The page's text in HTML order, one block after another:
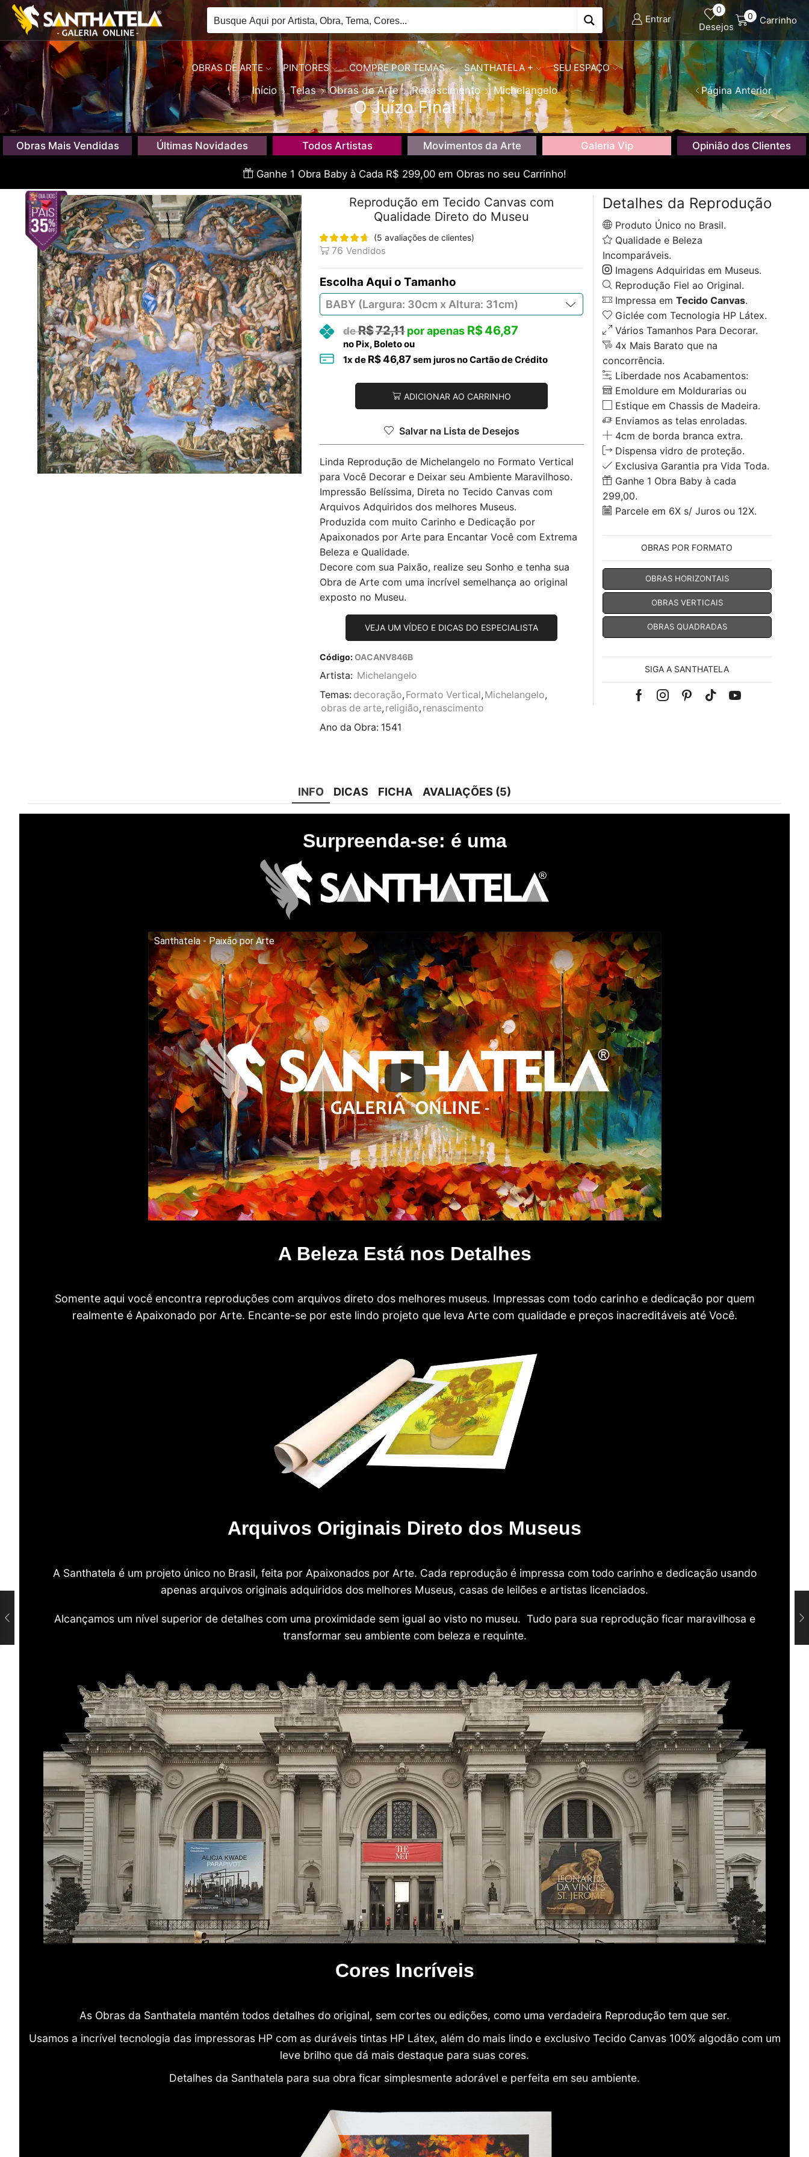
Entrar
0
Desejos
0 Carrinho
OBRAS DE ARTE PINTORES COMPRE POR TEMAS SANTHATELA + SEU ESPAÇO
Início Telas Obras de Arte Renascimento Michelangelo
O Juízo Final
Página Anterior
Obras Mais Vendidas Últimas Novidades Todos Artistas Movimentos da Arte Galeria Vip Opinião dos Clientes
Ganhe 1 Obra Baby à Cada R$ 299,00 em Obras no seu Carrinho!
Reprodução em Tecido Canvas com
Qualidade Direto do Museu
(5 avaliações de clientes)
76 Vendidos
Tamanho
R$72,11 R$46,87
no Pix, Boleto ou
1x de R$46,87sem juros no Cartão de Crédito
ADICIONAR AO CARRINHO
Salvar na Lista de Desejos
Linda Reprodução de Michelangelo no Formato Vertical
para Você Decorar e Deixar seu Ambiente Maravilhoso.
Impressão Belíssima, Direta no Tecido Canvas com
Arquivos Adquiridos dos melhores Museus.
Produzida com muito Carinho e Dedicação por
Apaixonados por Arte para Encantar Você com Extrema
Beleza e Qualidade.
Decore com sua Paixão, realize seu Sonho e tenha sua
Obra de Arte com uma incrível semelhança ao original
exposto no Museu.
VEJA UM VÍDEO E DICAS DO ESPECIALISTA
Código:OACANV846B
Artista: Michelangelo
Temas: decoração, Formato Vertical, Michelangelo,
obras de arte, religião, renascimento
Ano da Obra: 1541
Detalhes da Reprodução
Produto Único no Brasil.
Qualidade e Beleza
Incomparáveis.
Imagens Adquiridas em Museus.
Reprodução Fiel ao Original.
Impressa em Tecido Canvas.
Giclée com Tecnologia HP Látex.
Vários Tamanhos Para Decorar.
4x Mais Barato que na
concorrência.
Liberdade nos Acabamentos:
Emoldure em Moldurarias ou
Estique em Chassis de Madeira.
Enviamos as telas enroladas.
4cm de borda branca extra.
Dispensa vidro de proteção.
Exclusiva Garantia pra Vida Toda.
Ganhe 1 Obra Baby à cada
299,00.
Parcele em 6X s/ Juros ou 12X.
OBRAS POR FORMATO
OBRAS HORIZONTAIS
OBRAS VERTICAIS
OBRAS QUADRADAS
SIGA A SANTHATELA
FacebookInstagramPinterest
Tik-Youtube
INFO DICAS FICHA AVALIAÇÕES (5)
Surpreenda-se: é uma
Santhatela - Paixão por Arte
A Beleza Está nos Detalhes
Somente aqui você encontra reproduções com arquivos direto dos melhores museus. Impressas com todo carinho e dedicação por quem
realmente é Apaixonado por Arte. Encante-se por este lindo projeto que leva Arte com qualidade e preços inacreditáveis até Você.
Arquivos Originais Direto dos Museus
A Santhatela é um projeto único no Brasil, feita por Apaixonados por Arte. Cada reprodução é impressa com todo carinho e dedicação usando
apenas arquivos originais adquiridos dos melhores Museus, casas de leilões e artistas licenciados.
Alcançamos um nível superior de detalhes com uma proximidade sem igual ao visto no museu. Tudo para sua reprodução ficar maravilhosa e
transformar seu ambiente com beleza e requinte.
Cores Incríveis
As Obras da Santhatela mantém todos detalhes do original, sem cortes ou edições, como uma verdadeira Reprodução tem que ser.
Usamos a incrível tecnologia das impressoras HP com as duráveis tintas HP Látex, além do mais lindo e exclusivo Tecido Canvas 100% algodão com um
leve brilho que dá mais destaque para suas cores.
Detalhes da Santhatela para sua obra ficar simplesmente adorável e perfeita em seu ambiente.